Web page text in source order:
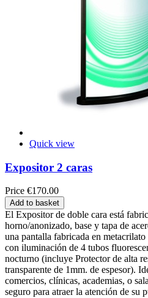
Quick view
Expositor 2 caras
Price €170.00
Add to basket
El Expositor de doble cara está
horno/anonizado, base y tapa de
una pantalla fabricada en
con iluminación de 4 tubos
nocturno (incluye Protector de alta
transparente de 1mm. de espesor).
comercios, clínicas, academias, o
seguro para atraer la atención de su